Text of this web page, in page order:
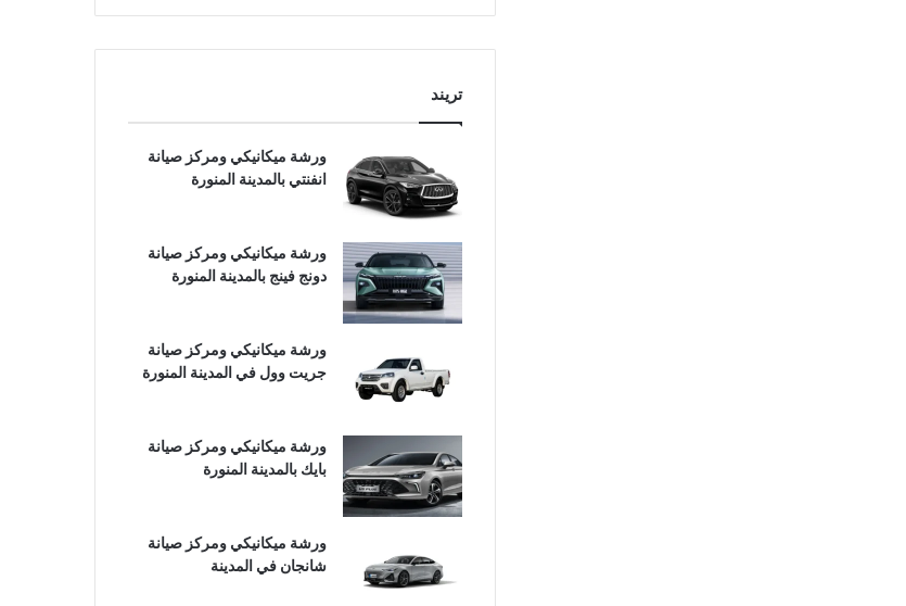
تريند
ورشة ميكانيكي ومركز صيانة
انفنتي بالمدينة المنورة
ورشة ميكانيكي ومركز صيانة
دونج فينج بالمدينة المنورة
ورشة ميكانيكي ومركز صيانة
جريت وول في المدينة المنورة
ورشة ميكانيكي ومركز صيانة
بايك بالمدينة المنورة
ورشة ميكانيكي ومركز صيانة
شانجان في المدينة